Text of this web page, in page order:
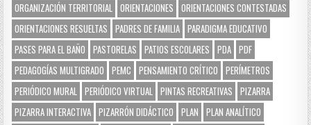
ORGANIZACIÓN TERRITORIAL ORIENTACIONES
ORIENTACIONES CONTESTADAS
ORIENTACIONES RESUELTAS
PADRES DE FAMILIA PARADIGMA EDUCATIVO
PASES PARA EL BAÑO
PASTORELAS PATIOS ESCOLARES PDA PDF
PEDAGOGÍAS MULTIGRADO
PEMC PENSAMIENTO CRÍTICO
PERÍMETROS
PERIÓDICO MURAL PERIÓDICO VIRTUAL PINTAS RECREATIVAS
PIZARRA
PIZARRA INTERACTIVA PIZARRÓN DIDÁCTICO PLAN
PLAN ANALÍTICO